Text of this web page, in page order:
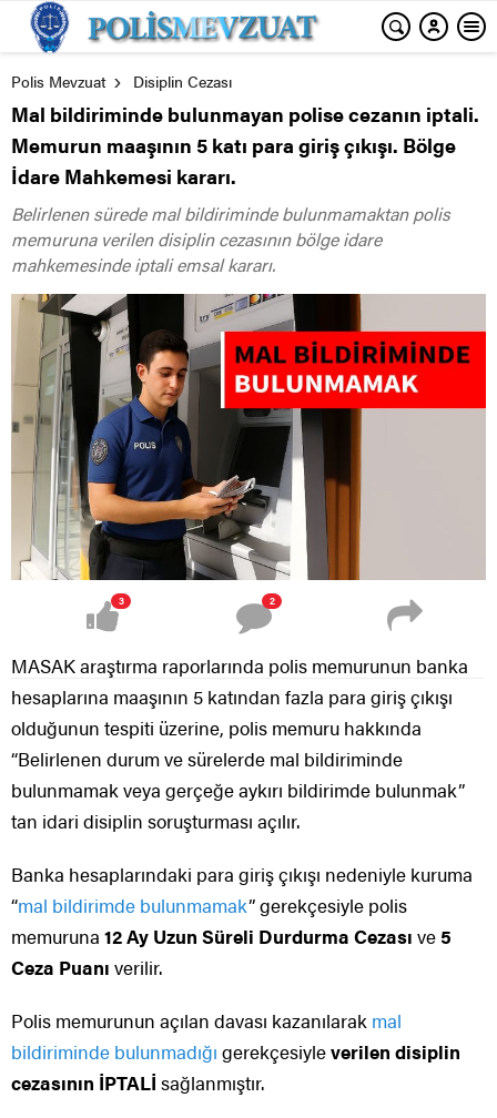
Polis Mevzuat Disiplin Cezası
Mal bildiriminde bulunmayan polise cezanın iptali.
Memurun maaşının 5 katı para giriş çıkışı. Bölge
İdare Mahkemesi kararı.
Belirlenen sürede mal bildiriminde bulunmamaktan polis
memuruna verilen disiplin cezasının bölge idare
mahkemesinde iptali emsal kararı.
3 2
MASAK araştırma raporlarında polis memurunun banka
hesaplarına maaşının 5 katından fazla para giriş çıkışı
olduğunun tespiti üzerine, polis memuru hakkında
“Belirlenen durum ve sürelerde mal bildiriminde
bulunmamak veya gerçeğe aykırı bildirimde bulunmak”
tan idari disiplin soruşturması açılır.
Banka hesaplarındaki para giriş çıkışı nedeniyle kuruma
“mal bildirimde bulunmamak” gerekçesiyle polis
memuruna 12 Ay Uzun Süreli Durdurma Cezası ve 5
Ceza Puanı verilir.
Polis memurunun açılan davası kazanılarak mal
bildiriminde bulunmadığı gerekçesiyleverilen disiplin
cezasının İPTALİ sağlanmıştır.